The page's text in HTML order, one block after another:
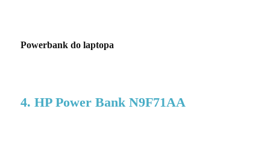
Powerbank do laptopa
4. HP Power Bank N9F71AA